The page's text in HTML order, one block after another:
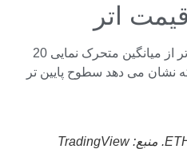
اتر
اتر (ETH) در تلاش است تا بالاتر از میانگین متحرک نمایی 20
که نشان می دهد سطوح پایین تر